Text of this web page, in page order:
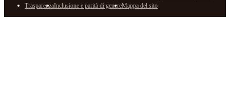
TrasparenzaInclusione e parità di genereMappa del sito